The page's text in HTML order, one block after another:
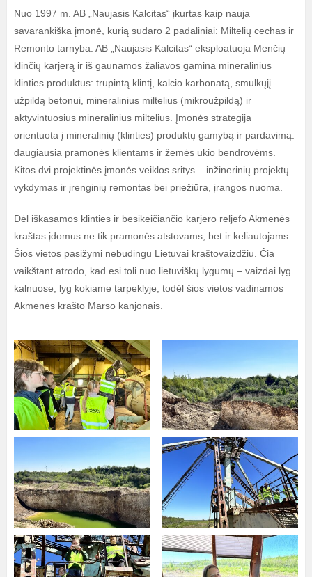
Nuo 1997 m. AB „Naujasis Kalcitas“ įkurtas kaip nauja
savarankiška įmonė, kurią sudaro 2 padaliniai: Miltelių cechas ir
Remonto tarnyba. AB „Naujasis Kalcitas“ eksploatuoja Menčių
klinčių karjerą ir iš gaunamos žaliavos gamina mineralinius
klinties produktus: trupintą klintį, kalcio karbonatą, smulkųjį
užpildą betonui, mineralinius miltelius (mikroužpildą) ir
aktyvintuosius mineralinius miltelius. Įmonės strategija
orientuota į mineralinių (klinties) produktų gamybą ir pardavimą:
daugiausia pramonės klientams ir žemės ūkio bendrovėms.
Kitos dvi projektinės įmonės veiklos sritys – inžinerinių projektų
vykdymas ir įrenginių remontas bei priežiūra, įrangos nuoma.
Dėl iškasamos klinties ir besikeičiančio karjero reljefo Akmenės
kraštas įdomus ne tik pramonės atstovams, bet ir keliautojams.
Šios vietos pasižymi nebūdingu Lietuvai kraštovaizdžiu. Čia
vaikštant atrodo, kad esi toli nuo lietuviškų lygumų – vaizdai lyg
kalnuose, lyg kokiame tarpeklyje, todėl šios vietos vadinamos
Akmenės krašto Marso kanjonais.